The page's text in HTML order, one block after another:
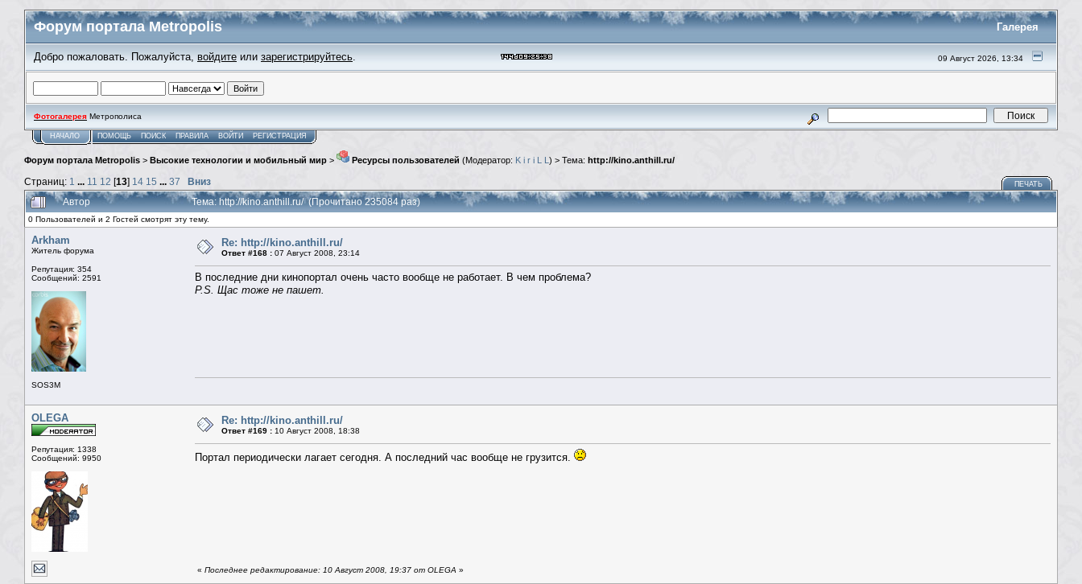
Форум портала Metropolis Галерея
Добро пожаловать. Пожалуйста, войдите или зарегистрируйтесь. 09 Август 2026, 13:34
Фотогалерея Метрополиса
НАЧАЛО ПОМОЩЬ ПОИСК ПРАВИЛА ВОЙТИ РЕГИСТРАЦИЯ
Форум портала Metropolis > Высокие технологии и мобильный мир > Ресурсы пользователей (Модератор: K i r i L L ) > Тема: http://kino.anthill.ru/
Страниц: 1 ... 11 12 [13] 14 15 ... 37 Вниз ПЕЧАТЬ
Автор Тема: http://kino.anthill.ru/ (Прочитано 235084 раз)
0 Пользователей и 2 Гостей смотрят эту тему.
Arkham
Житель форума
Репутация: 354
Сообщений: 2591
SOS3M
Re: http://kino.anthill.ru/
Ответ #168 : 07 Август 2008, 23:14
В последние дни кинопортал очень часто вообще не работает. В чем проблема?
P.S. Щас тоже не пашет.
OLEGA
Репутация: 1338
Сообщений: 9950
Re: http://kino.anthill.ru/
Ответ #169 : 10 Август 2008, 18:38
Портал периодически лагает сегодня. А последний час вообще не грузится.
« Последнее редактирование: 10 Август 2008, 19:37 от OLEGA »